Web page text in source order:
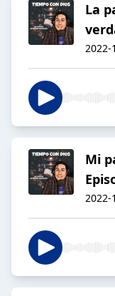
La
2022-
Mi
2022-